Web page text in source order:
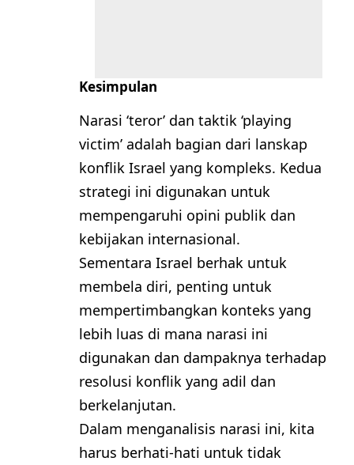
Kesimpulan
Narasi ‘teror’ dan taktik ‘playing
victim’ adalah bagian dari lanskap
konflik Israel yang kompleks. Kedua
strategi ini digunakan untuk
mempengaruhi opini publik dan
kebijakan internasional.
Sementara Israel berhak untuk
membela diri, penting untuk
mempertimbangkan konteks yang
lebih luas di mana narasi ini
digunakan dan dampaknya terhadap
resolusi konflik yang adil dan
berkelanjutan.
Dalam menganalisis narasi ini, kita
harus berhati-hati untuk tidak